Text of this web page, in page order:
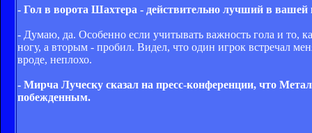
- Гол в ворота Шахтера - действительно лучший в вашей
- Думаю, да. Особенно если учитывать важность гола и то,
ногу, а вторым - пробил. Видел, что один игрок встречал
вроде, неплохо.
- Мирча Луческу сказал на пресс-конференции, что
побежденным.